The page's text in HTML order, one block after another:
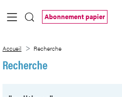
Saut au contenu principal
Abonnement papier
Accueil Recherche
Recherche